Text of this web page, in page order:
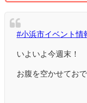
#小浜市イベント情
いよいよ今週末！
お腹を空かせてお